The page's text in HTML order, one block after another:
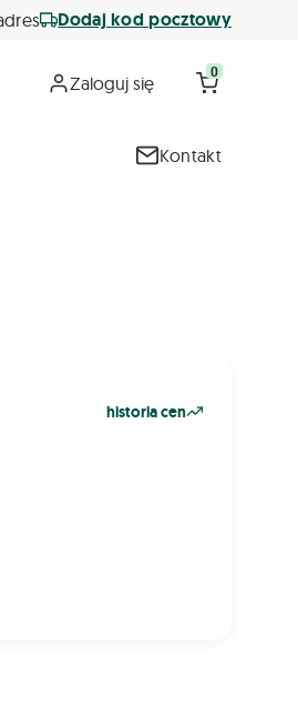
Dodaj kod pocztowy
Zaloguj się 0
Kontakt
historia cen